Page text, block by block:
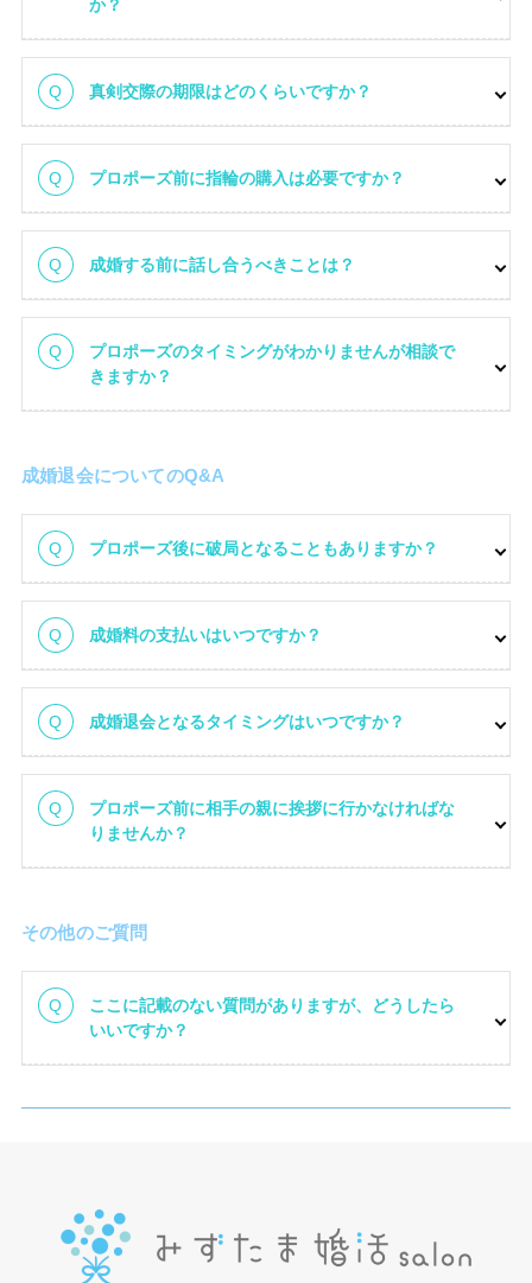
か？
真剣交際の期限はどのくらいですか？
プロポーズ前に指輪の購入は必要ですか？
成婚する前に話し合うべきことは？
プロポーズのタイミングがわかりませんが相談で
きますか？
成婚退会についてのQ&A
プロポーズ後に破局となることもありますか？
成婚料の支払いはいつですか？
成婚退会となるタイミングはいつですか？
プロポーズ前に相手の親に挨拶に行かなければな
りませんか？
その他のご質問
ここに記載のない質問がありますが、どうしたら
いいですか？